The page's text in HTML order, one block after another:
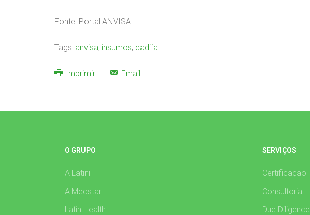
Fonte: Portal ANVISA
Tags: anvisa, insumos, cadifa
Imprimir Email
O GRUPO
A Latini
A Medstar
Latin Health
SERVIÇOS
Certificação
Consultoria
Due Diligence